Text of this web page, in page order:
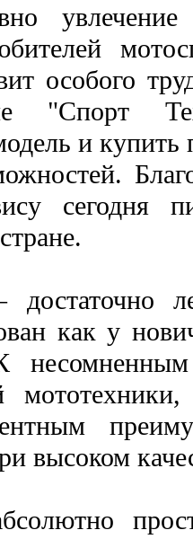
особого
и купить
сегодня
как у
высоком